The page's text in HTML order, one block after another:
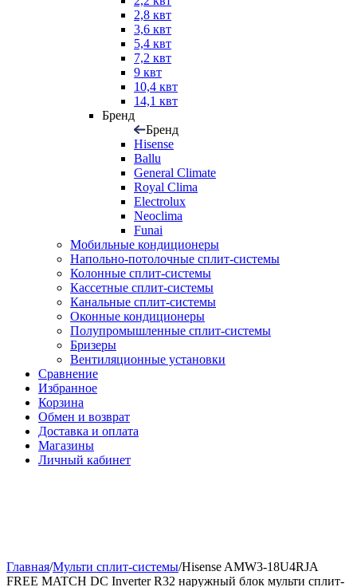
2,8 квт
3,6 квт
5,4 квт
7,2 квт
9 квт
10,4 квт
14,1 квт
Бренд
Бренд
Hisense
Ballu
General Climate
Royal Clima
Electrolux
Neoclima
Funai
Мобильные кондиционеры
Напольно-потолоч​ные ​сплит-системы
Колонные ​​сплит-системы
Кассетные сплит-системы
Канальные сплит-системы
Оконные кондиционеры
Полупромышленные сплит-системы
Бризеры
Вентиляционные установки
Сравнение
Избранное
Корзина
Обмен и возврат
Доставка и оплата
Магазины
Личный кабинет
Главная/Мульти сплит-системы/Hisense AMW3-18U4RJA
FREE MATCH DC Inverter R32 наружный блок мульти сплит-